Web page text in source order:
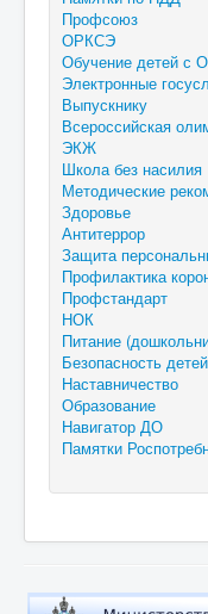
Профсоюз
ОРКСЭ
Обучение детей с
Электронные
Выпускнику
Всероссийская
ЭКЖ
Школа без насилия
Методические
Здоровье
Антитеррор
Защита
Профилактика
Профстандарт
НОК
Питание
Безопасность детей
Наставничество
Образование
Навигатор ДО
Памятки